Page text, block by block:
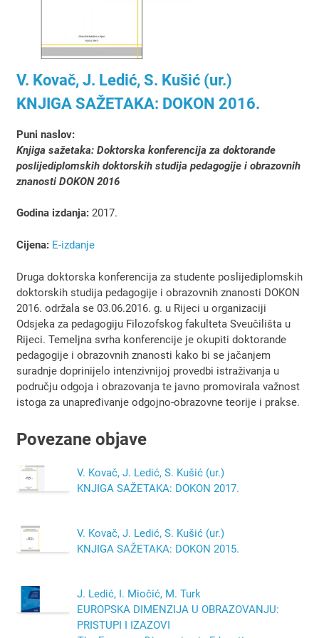
V. Kovač, J. Ledić, S. Kušić (ur.)
KNJIGA SAŽETAKA: DOKON 2016.
Puni naslov:
Knjiga sažetaka: Doktorska konferencija za doktorande
poslijediplomskih doktorskih studija pedagogije i obrazovnih
znanosti DOKON 2016
Godina izdanja:2017.
Cijena: E-izdanje
Druga doktorska konferencija za studente poslijediplomskih
doktorskih studija pedagogije i obrazovnih znanosti DOKON
2016. održala se 03.06.2016. g. u Rijeci u organizaciji
Odsjeka za pedagogiju Filozofskog fakulteta Sveučilišta u
Rijeci. Temeljna svrha konferencije je okupiti doktorande
pedagogije i obrazovnih znanosti kako bi se jačanjem
suradnje doprinijelo intenzivnijoj provedbi istraživanja u
području odgoja i obrazovanja te javno promovirala važnost
istoga za unapređivanje odgojno-obrazovne teorije i prakse.
Povezane objave
V. Kovač, J. Ledić, S. Kušić (ur.)
KNJIGA SAŽETAKA: DOKON 2017.
V. Kovač, J. Ledić, S. Kušić (ur.)
KNJIGA SAŽETAKA: DOKON 2015.
J. Ledić, I. Miočić, M. Turk
EUROPSKA DIMENZIJA U OBRAZOVANJU:
PRISTUPI I IZAZOVI